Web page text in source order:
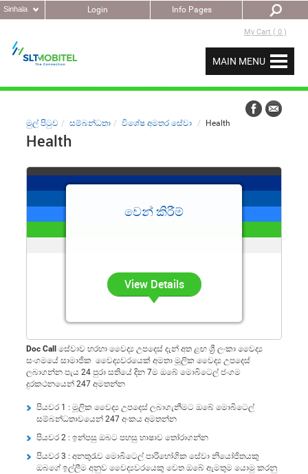
Sinhala Info Pages
My Cart ( 0 )
Login
MAIN MENU
මුල් පිටුව සම්බන්ධතා විශේෂ අමතර සේවා Health
Health
වෙන් කිරීම්
View Details
Doc Call
සේවාව හරහා වෛද්‍ය උපදෙස් දැන් අත ළඟ ශ්‍රී ලංකා වෛද්‍ය
සංගමයේ සාමාජික වෛද්‍යවරයෙක් අමතා මූලික වෛද්‍ය උපදෙස්
ලබාගන්න පැය 24 පුරා සතියේ දින 7ම ඔබේ මොබිටෙල් ජංගම
දුරකථනයෙන් 247 අමතන්න
පියවර 1 : මූලික වෛද්‍ය උපදෙස් ලබාගැනීමට ඔබේ මොබිටෙල්
සම්බන්ධතාවයෙන් 247 අංකය අමතන්න
පියවර 2 : ඉන්පසු ඔබට පහසු භාෂාව තෝරාගන්න
පියවර 3 : අනතුරැව මොබිටෙල් පාරිභෝගික සේවා නියෝජිතයකු
ඔබගේ ඉල්ලීම අනුව වෛද්‍යවරයෙකු වෙත ඔබේ ඇමතුම යොමු කරනු